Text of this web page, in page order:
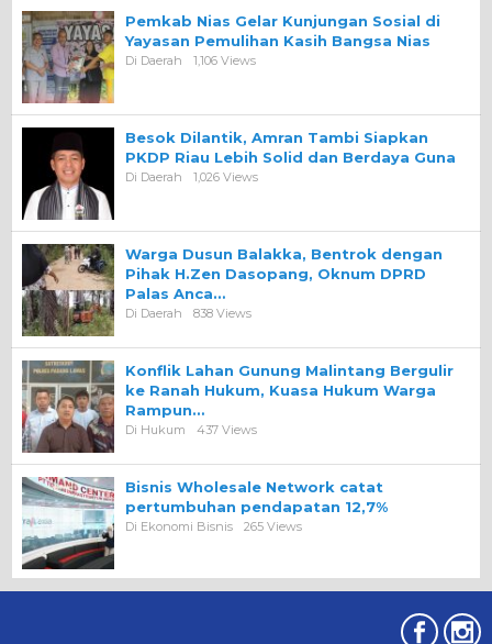
Pemkab Nias Gelar Kunjungan Sosial di
Yayasan Pemulihan Kasih Bangsa Nias
Di Daerah 1,106 Views
Besok Dilantik, Amran Tambi Siapkan
PKDP Riau Lebih Solid dan Berdaya Guna
Di Daerah 1,026 Views
Warga Dusun Balakka, Bentrok dengan
Pihak H.Zen Dasopang, Oknum DPRD
Palas Anca…
Di Daerah 838 Views
Konflik Lahan Gunung Malintang Bergulir
ke Ranah Hukum, Kuasa Hukum Warga
Rampun…
Di Hukum 437 Views
Bisnis Wholesale Network catat
pertumbuhan pendapatan 12,7%
Di Ekonomi Bisnis 265 Views